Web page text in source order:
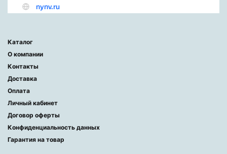
Каталог
О компании
Контакты
Доставка
Оплата
Личный кабинет
Договор оферты
Конфиденциальность данных
Гарантия на товар